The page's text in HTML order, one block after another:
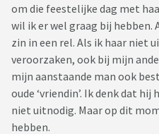
om die feestelijke dag met
wil ik er wel graag bij hebben.
zin in een rel. Als ik haar niet
veroorzaken, ook bij mijn
mijn aanstaande man ook
oude ‘vriendin’. Ik denk dat
niet uitnodig. Maar op dit
hebben.